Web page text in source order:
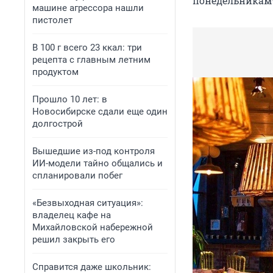
машине агрессора нашли
пистолет
В 100 г всего 23 ккал: три
рецепта с главным летним
продуктом
Прошло 10 лет: в
Новосибирске сдали еще один
долгострой
Вышедшие из-под контроля
ИИ-модели тайно общались и
спланировали побег
«Безвыходная ситуация»:
владелец кафе на
Михайловской набережной
решил закрыть его
Справится даже школьник: